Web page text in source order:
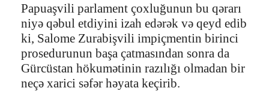
Papuaşvili parlament çoxluğunun bu qərarı
niyə qəbul etdiyini izah edərək və qeyd edib
ki, Salome Zurabişvili impiçmentin birinci
prosedurunun başa çatmasından sonra da
Gürcüstan hökumətinin razılığı olmadan bir
neçə xarici səfər həyata keçirib.